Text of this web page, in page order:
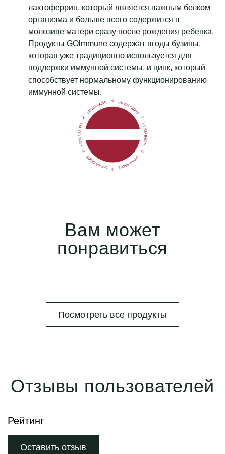
лактоферрин, который является важным белком
организма и больше всего содержится в
молозиве матери сразу после рождения ребенка.
Продукты GOlmmune содержат ягоды бузины,
которая уже традиционно используется для
поддержки иммунной системы, и цинк, который
способствует нормальному функционированию
иммунной системы.
Вам может
понравиться
Посмотреть все продукты
Отзывы пользователей
Рейтинг
Оставить отзыв